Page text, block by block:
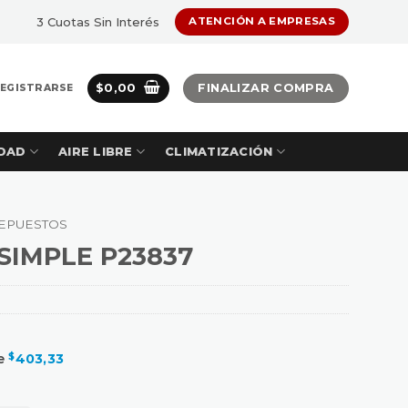
3 Cuotas Sin Interés ATENCIÓN A EMPRESAS
$0,00 FINALIZAR COMPRA
AIRE LIBRE CLIMATIZACIÓN
P23837
$403,33